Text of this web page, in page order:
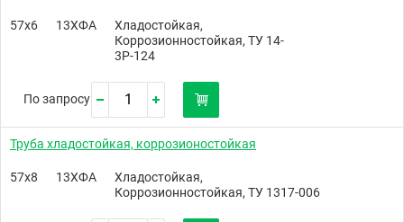
57х6 13ХФА
Хладостойкая,
Коррозионностойкая, ТУ 14-
3Р-124
По запросу
Труба хладостойкая, коррозионостойкая
57х8 13ХФА
Хладостойкая,
Коррозионностойкая, ТУ 1317-006